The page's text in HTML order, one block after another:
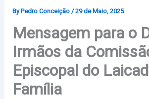
By Pedro Conceição /29 de Maio, 2025
Mensagem para o
Irmãos da
Episcopal do
Família